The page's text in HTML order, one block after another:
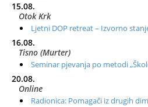
15.08.
Otok Krk
Ljetni DOP retreat – Izvorno
16.08.
Tisno (Murter)
Seminar pjevanja po metodi
20.08.
Online
Radionica: Pomagači iz drugih